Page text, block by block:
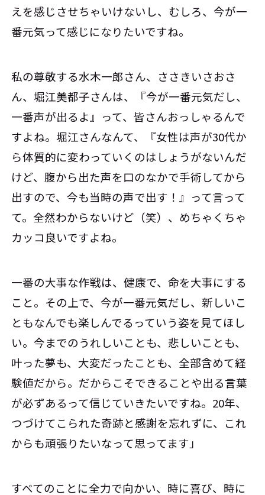
えを感じさせちゃいけないし、むしろ、今が一
番元気って感じになりたいですね。
私の尊敬する水木一郎さん、ささきいさおさ
ん、堀江美都子さんは、『今が一番元気だし、
一番声が出るよ』って、皆さんおっしゃるんで
すよね。堀江さんなんて、『女性は声が30代か
ら体質的に変わっていくのはしょうがないんだ
けど、腹から出た声を口のなかで手術してから
出すので、今も当時の声で出す！』って言って
て。全然わからないけど（笑）、めちゃくちゃ
カッコ良いですよね。
一番の大事な作戦は、健康で、命を大事にする
こと。その上で、今が一番元気だし、新しいこ
ともなんでも楽しんでるっていう姿を見てほし
い。今までのうれしいことも、悲しいことも、
叶った夢も、大変だったことも、全部含めて経
験値だから。だからこそできることや出る言葉
が必ずあるって信じていきたいですね。20年、
つづけてこられた奇跡と感謝を忘れずに、これ
からも頑張りたいなって思ってます」
すべてのことに全力で向かい、時に喜び、時に